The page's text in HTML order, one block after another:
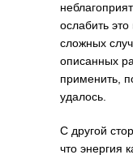
ослабить
сложных
описанных
применить,
удалось.
С другой
что энергия